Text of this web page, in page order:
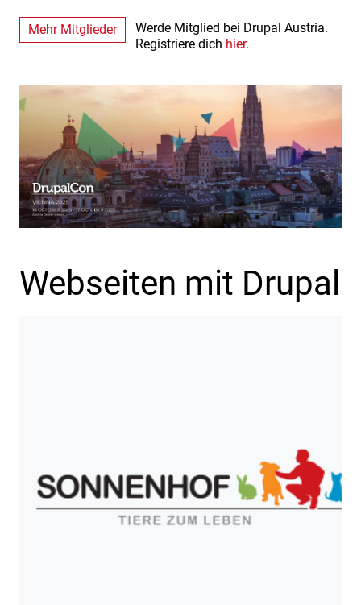
Mehr Mitglieder
Werde Mitglied bei Drupal Austria.
Registriere dich hier.
Webseiten mit Drupal